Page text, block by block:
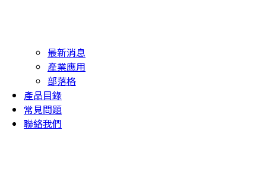
最新消息
產業應用
部落格
產品目錄
常見問題
聯絡我們